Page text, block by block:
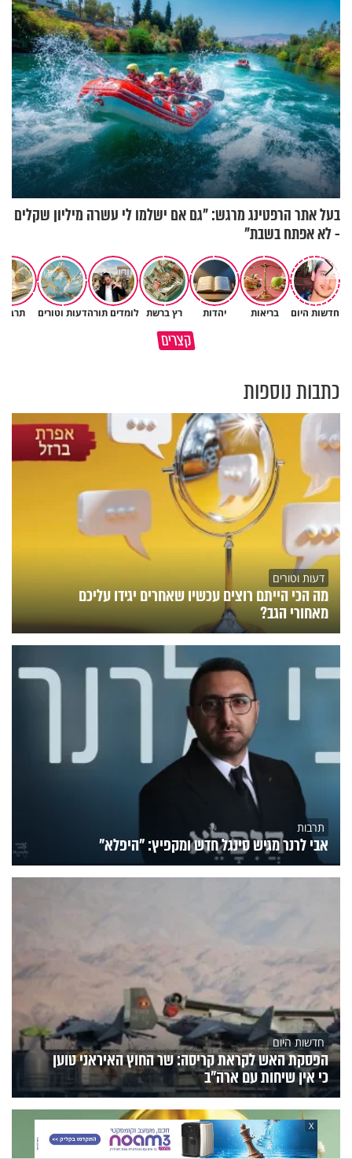
בעל אתר הרפטינג מרגש: "גם אם ישלמו לי עשרה מיליון שקלים
- לא אפתח בשבת"
חדשות היום בריאות יהדות רץ ברשת לומדים תורהדעות וטורים
קצרים
נפלאות הבריאה | הפיל - מלך
איך לשלוט בסיטואציה בצורה
כתבות נוספות
דעות וטורים
מה הכי הייתם רוצים עכשיו שאחרים יגידו עליכם
מאחורי הגב?
תרבות
אבי לרנר מגיש סינגל חדש ומקפיץ: "היפלא"
חדשות היום
הפסקת האש לקראת קריסה: שר החוץ האיראני טוען
כי אין שיחות עם ארה"ב
X